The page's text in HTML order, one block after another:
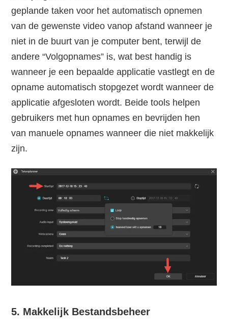
geplande taken voor het automatisch opnemen
van de gewenste video vanop afstand wanneer je
niet in de buurt van je computer bent, terwijl de
andere “Volgopnames” is, wat best handig is
wanneer je een bepaalde applicatie vastlegt en de
opname automatisch stopgezet wordt wanneer de
applicatie afgesloten wordt. Beide tools helpen
gebruikers met hun opnames en bevrijden hen
van manuele opnames wanneer die niet makkelijk
zijn.
5. Makkelijk Bestandsbeheer